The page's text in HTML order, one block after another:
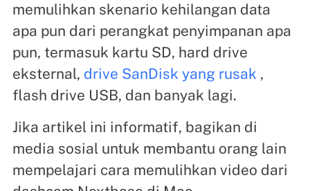
memulihkan skenario kehilangan data
apa pun dari perangkat penyimpanan apa
pun, termasuk kartu SD, hard drive
eksternal, drive SanDisk yang rusak ,
flash drive USB, dan banyak lagi.
Jika artikel ini informatif, bagikan di
media sosial untuk membantu orang lain
mempelajari cara memulihkan video dari